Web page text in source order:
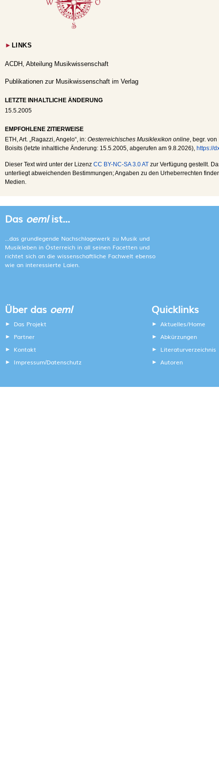
► LINKS
ACDH, Abteilung Musikwissenschaft
Publikationen zur Musikwissenschaft im Verlag
LETZTE INHALTLICHE ÄNDERUNG
15.5.2005
EMPFOHLENE ZITIERWEISE
ETH , Art. „Ragazzi, Angelo“, in: Oesterreichisches Musiklexikon online , begr.
Boisits (letzte inhaltliche Änderung: 15.5.2005 , abgerufen am 9.8.2026), https://
Dieser Text wird unter der Lizenz CC BY-NC-SA 3.0 AT zur Verfügung gestellt.
unterliegt abweichenden Bestimmungen; Angaben zu den Urheberrechten
Medien.
Das oemlist...
...das grundlegende Nachschlagewerk zu Musik und
Musikleben in Österreich in all seinen Facetten und
richtet sich an die wissenschaftliche Fachwelt ebenso
wie an interessierte Laien.
Über das oeml
Das Projekt
Partner
Kontakt
Impressum/Datenschutz
Quicklinks
Aktuelles/Home
Abkürzungen
Literaturverzeichnis
Autoren